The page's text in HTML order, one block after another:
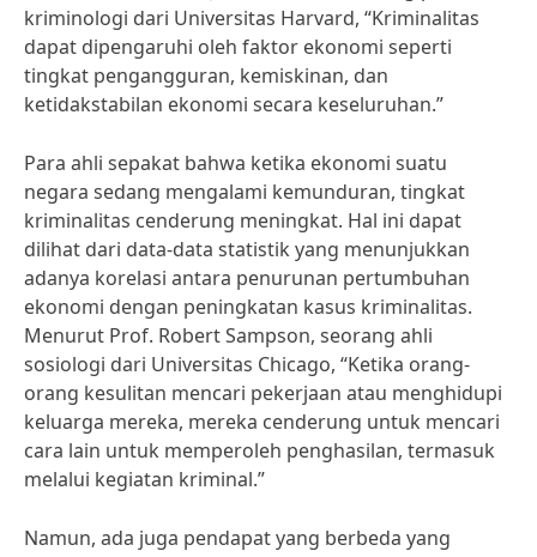
kriminologi dari Universitas Harvard, “Kriminalitas
dapat dipengaruhi oleh faktor ekonomi seperti
tingkat pengangguran, kemiskinan, dan
ketidakstabilan ekonomi secara keseluruhan.”
Para ahli sepakat bahwa ketika ekonomi suatu
negara sedang mengalami kemunduran, tingkat
kriminalitas cenderung meningkat. Hal ini dapat
dilihat dari data-data statistik yang menunjukkan
adanya korelasi antara penurunan pertumbuhan
ekonomi dengan peningkatan kasus kriminalitas.
Menurut Prof. Robert Sampson, seorang ahli
sosiologi dari Universitas Chicago, “Ketika orang-
orang kesulitan mencari pekerjaan atau menghidupi
keluarga mereka, mereka cenderung untuk mencari
cara lain untuk memperoleh penghasilan, termasuk
melalui kegiatan kriminal.”
Namun, ada juga pendapat yang berbeda yang